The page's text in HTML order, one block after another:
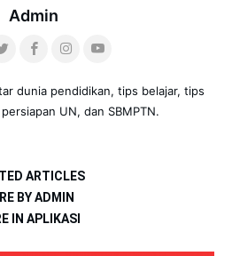
Admin
dunia pendidikan, tips belajar, tips
UN, dan SBMPTN.
ARTICLES
BY ADMIN
IN APLIKASI